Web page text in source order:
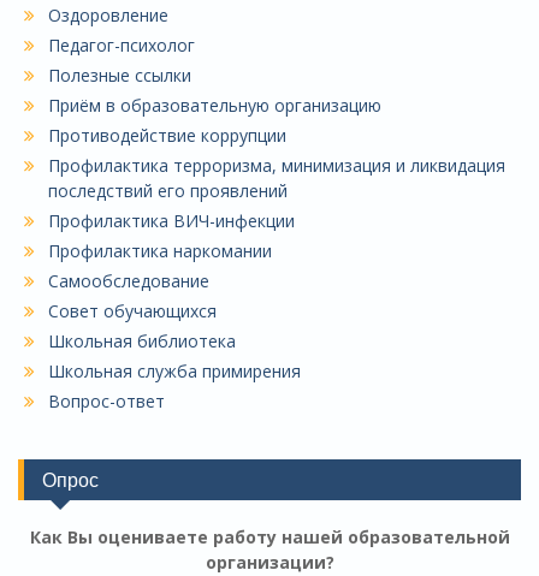
Оздоровление
Педагог-психолог
Полезные ссылки
Приём в образовательную организацию
Противодействие коррупции
Профилактика терроризма, минимизация и ликвидация
последствий его проявлений
Профилактика ВИЧ-инфекции
Профилактика наркомании
Самообследование
Совет обучающихся
Школьная библиотека
Школьная служба примирения
Вопрос-ответ
Опрос
Как Вы оцениваете работу нашей образовательной
организации?